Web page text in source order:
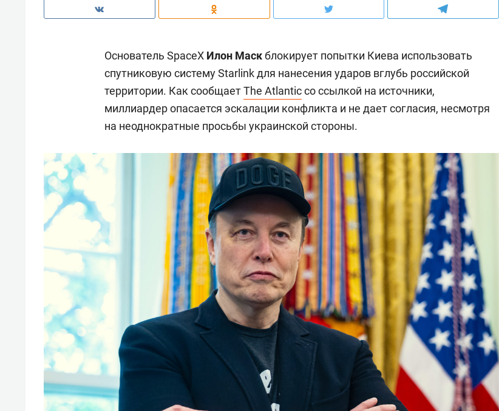
Основатель SpaceX Илон Маскблокирует попытки Киева использовать
спутниковую систему Starlink для нанесения ударов вглубь российской
территории. Как сообщаетThe Atlanticсо ссылкой на источники,
миллиардер опасается эскалации конфликта и не дает согласия, несмотря
на неоднократные просьбы украинской стороны.